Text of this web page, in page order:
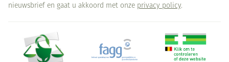
nieuwsbrief en gaat u akkoord met onze privacy policy.